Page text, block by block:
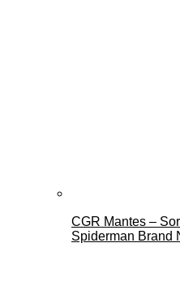
CGR Mantes –
Spiderman Brand